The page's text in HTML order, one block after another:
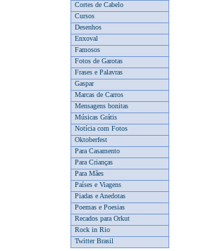
Cortes de Cabelo
Cursos
Desenhos
Enxoval
Famosos
Fotos de Garotas
Frases e Palavras
Gaspar
Marcas de Carros
Mensagens bonitas
Músicas Grátis
Notícia com Fotos
Oktoberfest
Para Casamento
Para Crianças
Para Mães
Países e Viagens
Piadas e Anedotas
Poemas e Poesias
Recados para Orkut
Rock in Rio
Twitter Brasil